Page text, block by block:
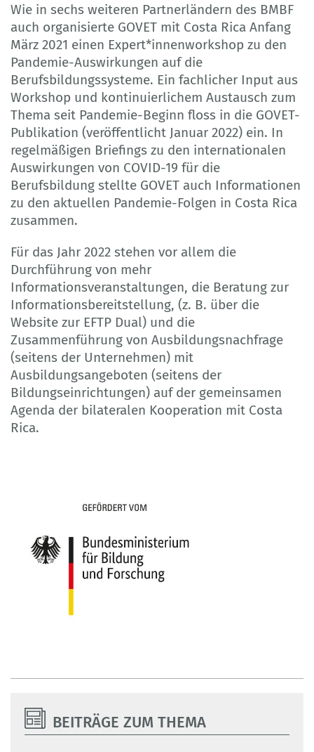
Wie in sechs weiteren Partnerländern des BMBF
auch organisierte GOVET mit Costa Rica Anfang
März 2021 einen Expert*innenworkshop zu den
Pandemie-Auswirkungen auf die
Berufsbildungssysteme. Ein fachlicher Input aus
Workshop und kontinuierlichem Austausch zum
Thema seit Pandemie-Beginn floss in die GOVET-
Publikation (veröffentlicht Januar 2022) ein. In
regelmäßigen Briefings zu den internationalen
Auswirkungen von COVID-19 für die
Berufsbildung stellte GOVET auch Informationen
zu den aktuellen Pandemie-Folgen in Costa Rica
zusammen.
Für das Jahr 2022 stehen vor allem die
Durchführung von mehr
Informationsveranstaltungen, die Beratung zur
Informationsbereitstellung, (z. B. über die
Website zur EFTP Dual) und die
Zusammenführung von Ausbildungsnachfrage
(seitens der Unternehmen) mit
Ausbildungsangeboten (seitens der
Bildungseinrichtungen) auf der gemeinsamen
Agenda der bilateralen Kooperation mit Costa
Rica.
BEITRÄGE ZUM THEMA